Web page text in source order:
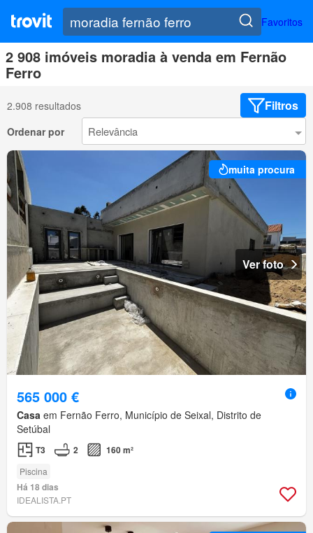
Favoritos
2 908 imóveis moradia à venda em Fernão
Ferro
2.908 resultados Filtros
Ordenar por
muita procura
Ver foto
565 000 €
Casa em Fernão Ferro, Município de Seixal, Distrito de
Setúbal
T3 2 160 m²
Piscina
Há 18 dias
IDEALISTA.PT